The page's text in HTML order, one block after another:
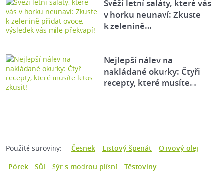
Svěží letní saláty, které vás
v horku neunaví: Zkuste
k zelenině…
Nejlepší nálev na
nakládané okurky: Čtyři
recepty, které musíte…
Použité suroviny: Česnek Listový špenát
Olivový olej
Pórek
Sůl Sýr s modrou plísní
Těstoviny